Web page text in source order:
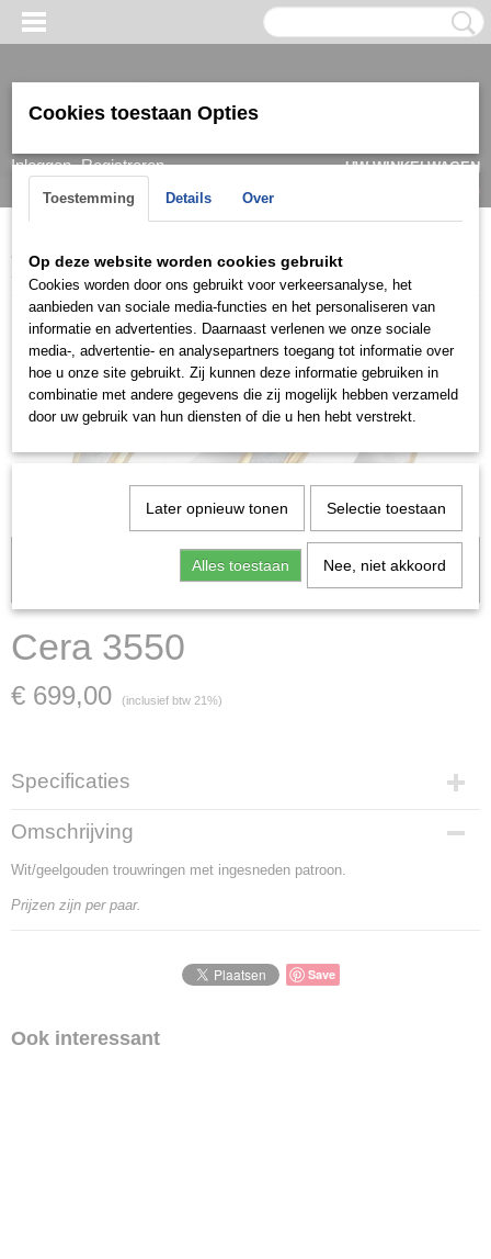
Inloggen Registreren
UW WINKELWAGEN
(0)
Home > > Trouwringen / Wedding Cera collectie
3550
Let op: het kan voorkomen dat het product onlangs in de zaak is
verkocht; in dat geval nemen wij contact met u op.
Cera 3550
€ 699,00 (inclusief btw 21%)
Specificaties
Artikelnummer
Cera 3550
Materiaal
Goud Karaat
Omschrijving
Wit/geelgouden trouwringen met ingesneden patroon.
Prijzen zijn per paar.
Save
Ook interessant
Cookies toestaan Opties
Toestemming Details Over
Op deze website worden cookies gebruikt
Cookies worden door ons gebruikt voor verkeersanalyse, het
aanbieden van sociale media-functies en het personaliseren van
informatie en advertenties. Daarnaast verlenen we onze sociale
media-, advertentie- en analysepartners toegang tot informatie over
hoe u onze site gebruikt. Zij kunnen deze informatie gebruiken in
combinatie met andere gegevens die zij mogelijk hebben verzameld
door uw gebruik van hun diensten of die u hen hebt verstrekt.
Later opnieuw tonen Selectie toestaan
Alles toestaan Nee, niet akkoord